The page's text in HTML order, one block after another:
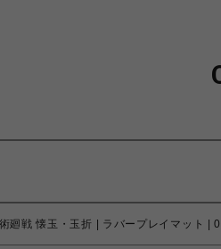
廻戦 懐玉・玉折 | ラバープレイマット |